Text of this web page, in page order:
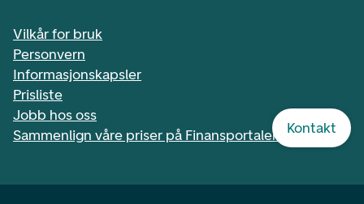
Kontakt
Vilkår for bruk
Personvern
Informasjonskapsler
Prisliste
Jobb hos oss
Sammenlign våre priser på Finansportalen.no